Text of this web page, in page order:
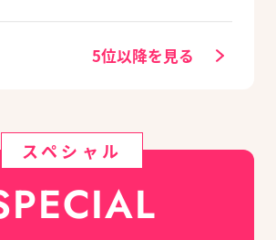
5位以降を見る
スペシャル